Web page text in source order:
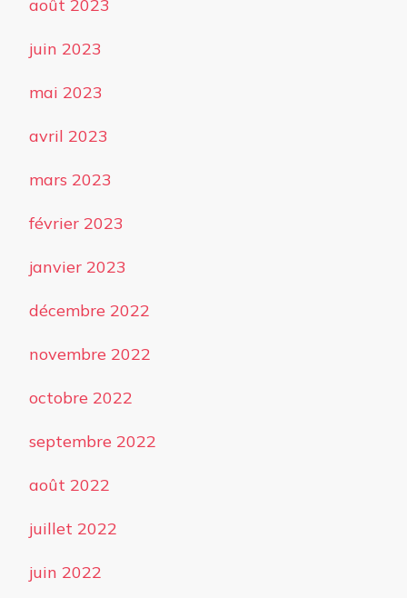
août 2023
juin 2023
mai 2023
avril 2023
mars 2023
février 2023
janvier 2023
décembre 2022
novembre 2022
octobre 2022
septembre 2022
août 2022
juillet 2022
juin 2022